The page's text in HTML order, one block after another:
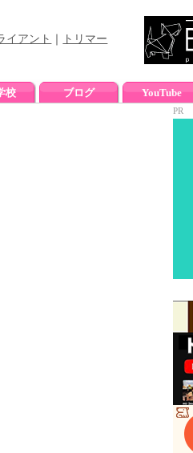
イアント トリマー
校 ブログ YouTube
PR